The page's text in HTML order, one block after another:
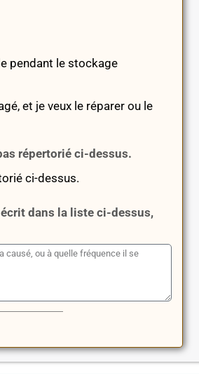
pendant le stockage
et je veux le réparer ou le
répertorié ci-dessus.
ci-dessus.
dans la liste ci-dessus,